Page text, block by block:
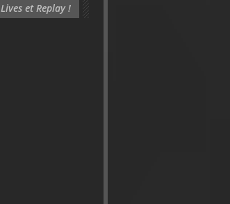
et Replay !